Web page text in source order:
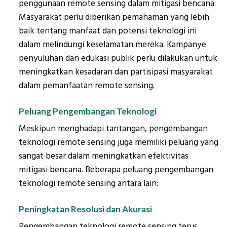
penggunaan remote sensing dalam mitigasi bencana.
Masyarakat perlu diberikan pemahaman yang lebih
baik tentang manfaat dan potensi teknologi ini
dalam melindungi keselamatan mereka. Kampanye
penyuluhan dan edukasi publik perlu dilakukan untuk
meningkatkan kesadaran dan partisipasi masyarakat
dalam pemanfaatan remote sensing.
Peluang Pengembangan Teknologi
Meskipun menghadapi tantangan, pengembangan
teknologi remote sensing juga memiliki peluang yang
sangat besar dalam meningkatkan efektivitas
mitigasi bencana. Beberapa peluang pengembangan
teknologi remote sensing antara lain:
Peningkatan Resolusi dan Akurasi